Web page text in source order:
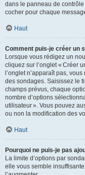
dans le panneau de
cocher pour chaque
Haut
Comment puis-je créer un
Lorsque vous rédigez un
cliquez sur l’onglet « Créer
l’onglet n’apparaît pas,
des sondages. Saisissez le
champs prévus, chaque
nombre d’options
utilisateur ». Vous pouvez
ou non la modification des
Haut
Pourquoi ne puis-je pas
La limite d’options par
elle vous semble